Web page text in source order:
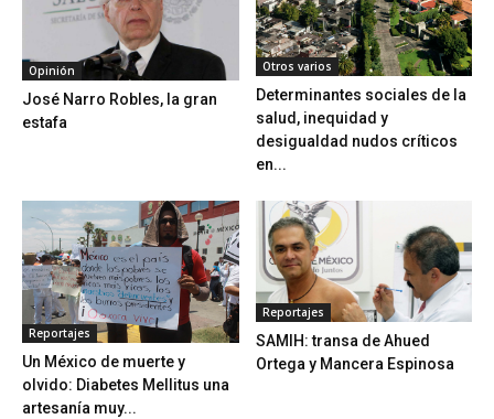
Opinión
José Narro Robles, la gran
estafa
Otros varios
Determinantes sociales de la
salud, inequidad y
desigualdad nudos críticos
en...
Reportajes
Un México de muerte y
olvido: Diabetes Mellitus una
artesanía muy...
Reportajes
SAMIH: transa de Ahued
Ortega y Mancera Espinosa